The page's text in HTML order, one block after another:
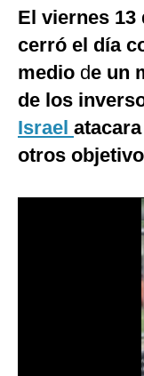
Mundo
EEUU
México
España
Internacional
Tecnología
El viernes 13
cerró el día
medio de un
de los
Israel
otros